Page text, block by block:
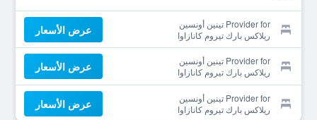
Provider for تينين أونسين
ريلاكس بارك تيروم كانازاوا
عرض الأسعار
Provider for تينين أونسين
ريلاكس بارك تيروم كانازاوا
عرض الأسعار
Provider for تينين أونسين
ريلاكس بارك تيروم كانازاوا
عرض الأسعار